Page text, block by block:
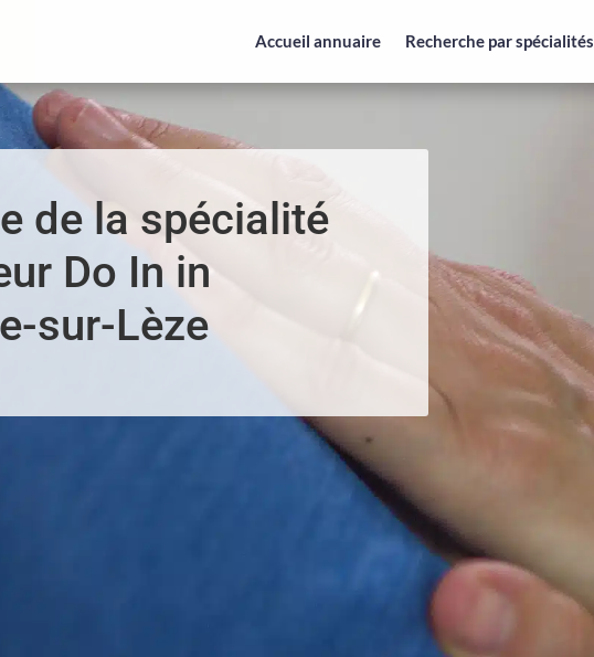
Accueil annuaire Recherche par spécialités
de la spécialité
Do In in
sur-Lèze